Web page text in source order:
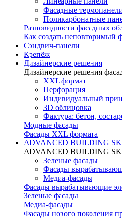
Фасадные термопанели
Поликарбонатные
Разновидности фасадных
Как создать неповторимый
Сэндвич-панели
Крепёж
Дизайнерские решения
Дизайнерские решения
XXL формат
Перфорация
Индивидуальный
3D облицовка
Фактура: бетон,
Модные фасады
Фасады XXL формата
ADVANCED BUILDING
ADVANCED BUILDING
Зеленые фасады
Фасады
Медиа-фасады
Фасады вырабатывающие
Зеленые фасады
Медиа-фасады
Фасады нового поколения